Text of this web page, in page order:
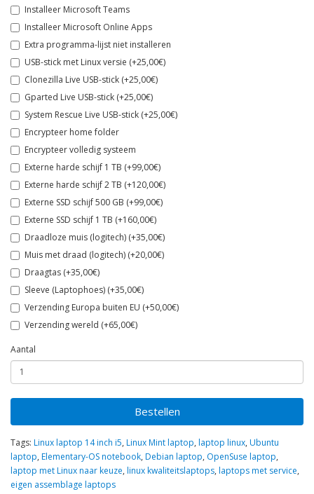
Installeer Microsoft Teams
Installeer Microsoft Online Apps
Extra programma-lijst niet installeren
USB-stick met Linux versie (+25,00€)
Clonezilla Live USB-stick (+25,00€)
Gparted Live USB-stick (+25,00€)
System Rescue Live USB-stick (+25,00€)
Encrypteer home folder
Encrypteer volledig systeem
Externe harde schijf 1 TB (+99,00€)
Externe harde schijf 2 TB (+120,00€)
Externe SSD schijf 500 GB (+99,00€)
Externe SSD schijf 1 TB (+160,00€)
Draadloze muis (logitech) (+35,00€)
Muis met draad (logitech) (+20,00€)
Draagtas (+35,00€)
Sleeve (Laptophoes) (+35,00€)
Verzending Europa buiten EU (+50,00€)
Verzending wereld (+65,00€)
Aantal
Bestellen
Tags: Linux laptop 14 inch i5, Linux Mint laptop, laptop linux, Ubuntu
laptop, Elementary-OS notebook, Debian laptop, OpenSuse laptop,
laptop met Linux naar keuze, linux kwaliteitslaptops, laptops met service,
eigen assemblage laptops